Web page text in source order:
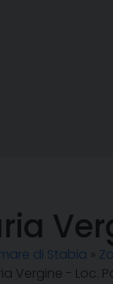
di Stabia »
Vergine - Loc.